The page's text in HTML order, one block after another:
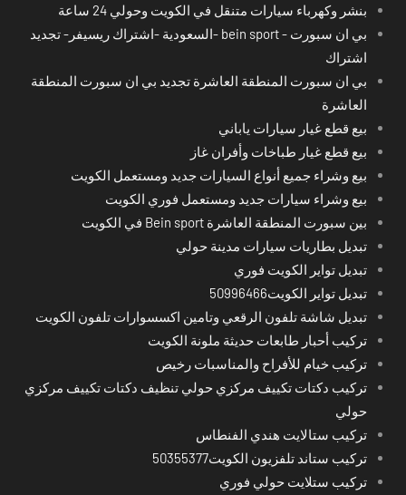
بنشر وكهرباء سيارات متنقل في الكويت وحولي 24 ساعة
بي ان سبورت - bein sport -السعودية -اشتراك ريسيفر- تجديد
اشتراك
بي ان سبورت المنطقة العاشرة تجديد بي ان سبورت المنطقة
العاشرة
بيع قطع غيار سيارات ياباني
بيع قطع غيار طباخات وأفران غاز
بيع وشراء جميع أنواع السيارات جديد ومستعمل الكويت
بيع وشراء سيارات جديد ومستعمل فوري الكويت
بين سبورت المنطقة العاشرة Bein sport في الكويت
تبديل بطاريات سيارات مدينة حولي
تبديل تواير الكويت فوري
تبديل تواير الكويت50996466
تبديل شاشة تلفون الرقعي وتامين اكسسوارات تلفون الكويت
تركيب أحبار طابعات حديثة ملونة الكويت
تركيب خيام للأفراح والمناسبات رخيص
تركيب دكتات تكييف مركزي حولي تنظيف دكتات تكييف مركزي
حولي
تركيب ستالايت هندي الفنطاس
تركيب ستاند تلفزيون الكويت50355377
تركيب ستلايت حولي فوري